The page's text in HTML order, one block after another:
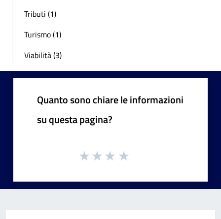
Tributi (1)
Turismo (1)
Viabilità (3)
Quanto sono chiare le informazioni
su questa pagina?